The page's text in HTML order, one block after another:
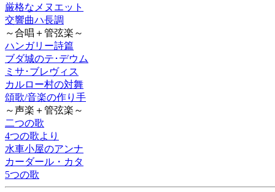
厳格なメヌエット
交響曲ハ長調
～合唱＋管弦楽～
ハンガリー詩篇
ブダ城のテ･デウム
ミサ･ブレヴィス
カルロー村の対舞
頌歌/音楽の作り手
～声楽＋管弦楽～
二つの歌
4つの歌より
水車小屋のアンナ
カーダール・カタ
5つの歌